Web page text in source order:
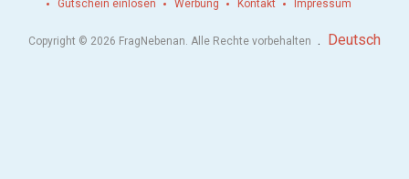
Gutschein einlösen
Werbung Kontakt Impressum
Copyright © 2026 FragNebenan. Alle Rechte vorbehalten . Deutsch